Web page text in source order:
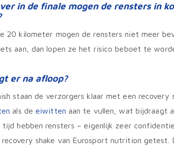
in de finale mogen de rensters in
20 kilometer mogen de rensters niet meer
aan, dan lopen ze het risico beboet te
er na afloop?
staan de verzorgers klaar met een recovery
als deeiwitten aan te vullen, wat bijdraagt
tijd hebben rensters – eigenlijk zeer
shake van Eurosport nutrition getest.